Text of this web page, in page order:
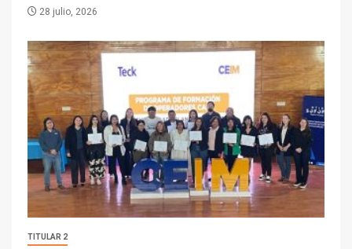
28 julio, 2026
TITULAR 2